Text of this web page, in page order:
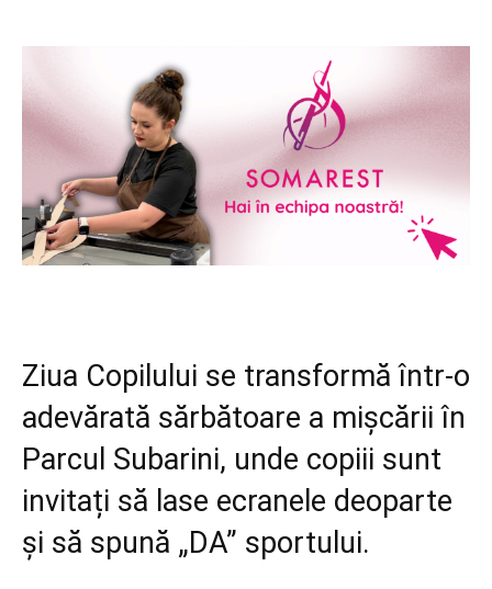
Ziua Copilului se transformă într-o
adevărată sărbătoare a mișcării în
Parcul Subarini, unde copiii sunt
invitați să lase ecranele deoparte
și să spună „DA” sportului.